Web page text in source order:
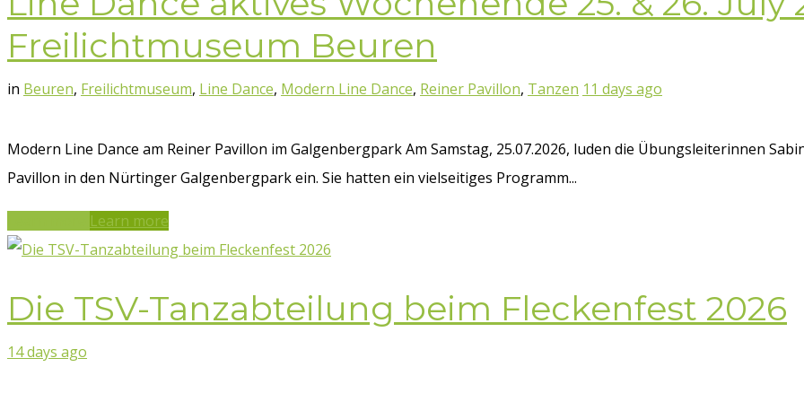
Freilichtmuseum Beuren
in Beuren, Freilichtmuseum, Line Dance, Modern Line Dance, Reiner Pavillon, Tanzen 11 days ago
Modern Line Dance am Reiner Pavillon im Galgenbergpark Am Samstag, 25.07.2026, luden die Übungsleiterinnen
Pavillon in den Nürtinger Galgenbergpark ein. Sie hatten ein vielseitiges Programm...
Learn more
Die TSV-Tanzabteilung beim Fleckenfest 2026
14 days ago